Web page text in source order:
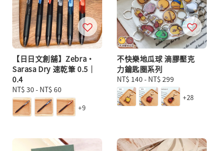
【日日文創舖】Zebra・
Sarasa Dry 速乾筆 0.5｜
0.4
Regular
price
NT$ 30 - NT$ 60
+9
不快樂地瓜球 滴膠壓克
力鑰匙圈系列
Regular
price
NT$ 140 - NT$ 299
+28